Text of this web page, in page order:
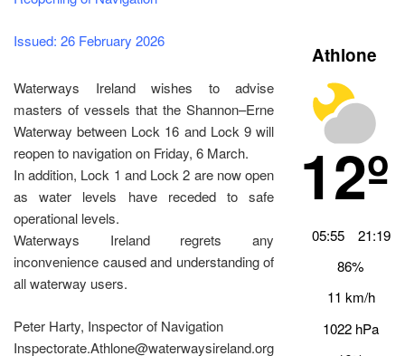
Issued: 26 February 2026
Waterways Ireland wishes to advise
masters of vessels that the Shannon–Erne
Waterway between Lock 16 and Lock 9 will
reopen to navigation on Friday, 6 March.
In addition, Lock 1 and Lock 2 are now open
as water levels have receded to safe
operational levels.
Waterways Ireland regrets any
inconvenience caused and understanding of
all waterway users.
Peter Harty, Inspector of Navigation
Inspectorate.Athlone@waterwaysireland.org
Athlone
12º
05:55
21:19
86%
11 km/h
1022 hPa